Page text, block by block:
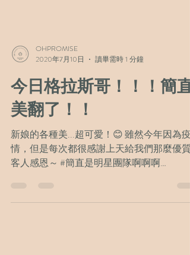
OHPROMISE
2020年7月10日
讀畢需時 1 分鐘
今日格拉斯哥！！！簡直
美翻了！！
新娘的各種美...超可愛！😊 雖然今年因為疫
情，但是每次都很感謝上天給我們那麼優質
客人感恩～ #簡直是明星團隊啊啊啊
OHPROMISE x...